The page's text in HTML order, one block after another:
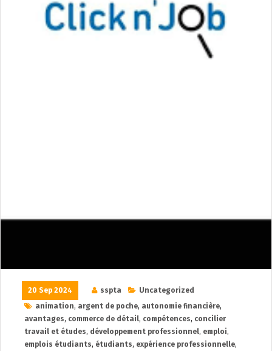
20 Sep 2024 sspta
Uncategorized
animation, argent de poche, autonomie financière,
avantages, commerce de détail, compétences, concilier
travail et études, développement professionnel, emploi,
emplois étudiants, étudiants, expérience professionnelle,